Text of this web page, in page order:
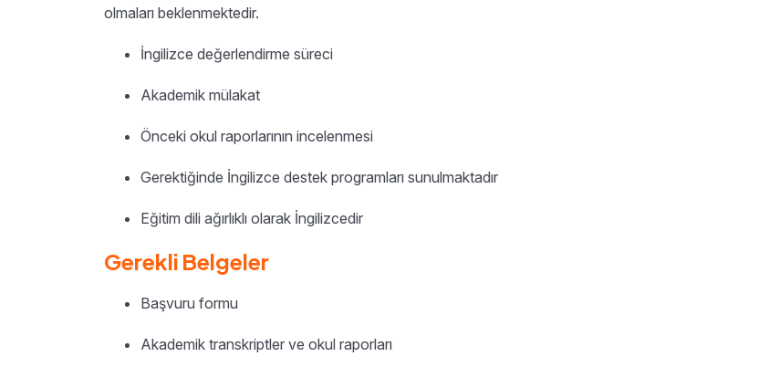
olmaları beklenmektedir.
İngilizce değerlendirme süreci
Akademik mülakat
Önceki okul raporlarının incelenmesi
Gerektiğinde İngilizce destek programları sunulmaktadır
Eğitim dili ağırlıklı olarak İngilizcedir
Gerekli Belgeler
Başvuru formu
Akademik transkriptler ve okul raporları